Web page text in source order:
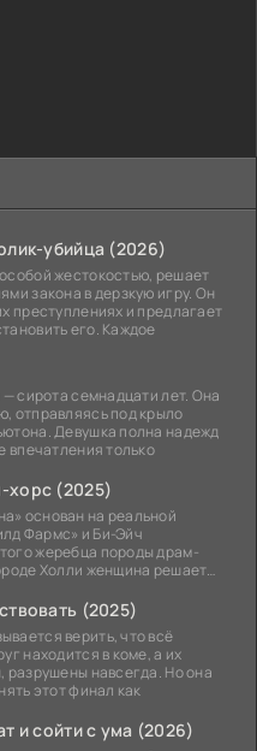
убийца (2026)
жестокостью, решает
закона в дерзкую игру. Он
преступлениях и предлагает
его. Каждое
сирота семнадцати лет. Она
отправляясь под крыло
Девушка полна надежд
впечатления только
хорс (2025)
основан на реальной
Фармс» и Би-Эйч
жеребца породы драм-
Холли женщина решает
(2025)
верить, что всё
находится в коме, а их
разрушены навсегда. Но она
этот финал как
и сойти с ума (2026)